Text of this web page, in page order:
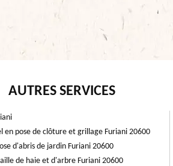
AUTRES SERVICES
en pose de clôture et grillage Furiani 20600
d'abris de jardin Furiani 20600
de haie et d'arbre Furiani 20600